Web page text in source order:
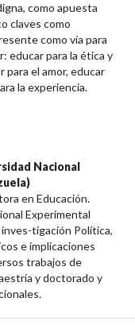
como apuesta
claves como
como vía para
educar para la ética y
para el amor, educar
la experiencia.
Nacional
en Educación.
Experimental
inves-tigación Política,
e implicaciones
trabajos de
y doctorado y